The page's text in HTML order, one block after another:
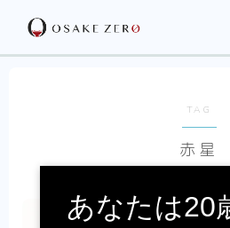
TAG
赤星
あなたは20